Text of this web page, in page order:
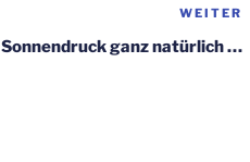
WEITER
Sonnendruck ganz natürlich …